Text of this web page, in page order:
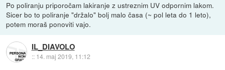
Po poliranju priporočam lakiranje z ustreznim UV odpornim lakom.
Sicer bo to poliranje "držalo" bolj malo časa (~ pol leta do 1 leto),
potem moraš ponoviti vajo.
IL_DIAVOLO
:: 14. maj 2019, 11:12